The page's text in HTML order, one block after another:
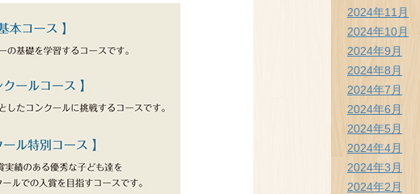
2024年11月
2024年10月
2024年9月
2024年8月
2024年7月
2024年6月
2024年5月
2024年4月
2024年3月
2024年2月